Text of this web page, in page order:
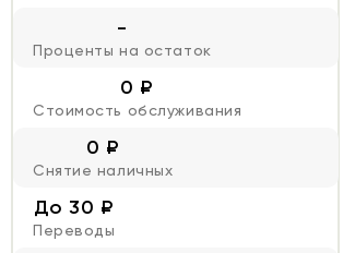
-
Проценты на остаток
0 ₽
Стоимость обслуживания
0 ₽
Снятие наличных
До 30 ₽
Переводы